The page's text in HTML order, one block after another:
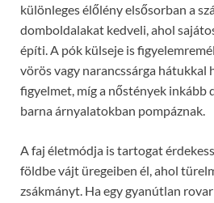
különleges élőlény elsősorban a
domboldalakat kedveli, ahol
építi. A pók külseje is
vörös vagy narancssárga hátukkal
figyelmet, míg a nőstények inkább
barna árnyalatokban pompáznak.
A faj életmódja is tartogat
földbe vájt üregeiben él, ahol
zsákmányt. Ha egy gyanútlan